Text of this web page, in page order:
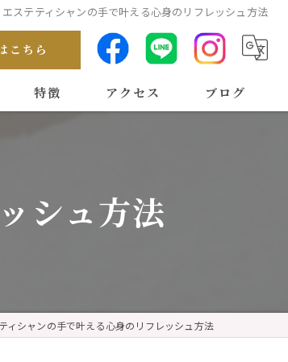
エステティシャンの手で叶える心身のリフレッシュ方法
こちら
特徴
フェイシャル
アクセス ブログ
シュ方法
ィシャンの手で叶える心身のリフレッシュ方法